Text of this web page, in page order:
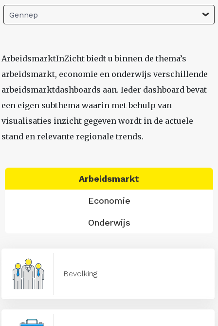
Gennep
ArbeidsmarktInZicht biedt u binnen de thema’s
arbeidsmarkt, economie en onderwijs verschillende
arbeidsmarktdashboards aan. Ieder dashboard bevat
een eigen subthema waarin met behulp van
visualisaties inzicht gegeven wordt in de actuele
stand en relevante regionale trends.
Arbeidsmarkt
Economie
Onderwijs
Bevolking